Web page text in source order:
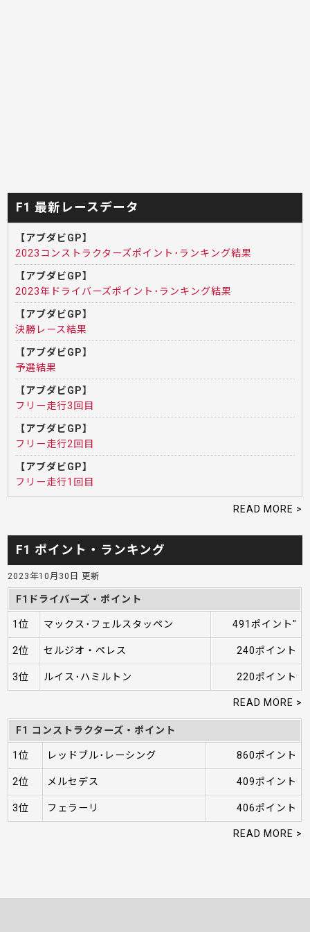
F1 最新レースデータ
【アブダビGP】
2023コンストラクターズポイント･ランキング結果
【アブダビGP】
2023年ドライバーズポイント･ランキング結果
【アブダビGP】
決勝レース結果
【アブダビGP】
予選結果
【アブダビGP】
フリー走行3回目
【アブダビGP】
フリー走行2回目
【アブダビGP】
フリー走行1回目
READ MORE >
F1 ポイント・ランキング
2023年10月30日 更新
F1ドライバーズ・ポイント
1位 マックス･フェルスタッペン 491ポイント"
2位 セルジオ・ペレス 240ポイント
3位 ルイス･ハミルトン 220ポイント
READ MORE >
F1 コンストラクターズ・ポイント
1位 レッドブル･レーシング 860ポイント
2位 メルセデス 409ポイント
3位 フェラーリ 406ポイント
READ MORE >